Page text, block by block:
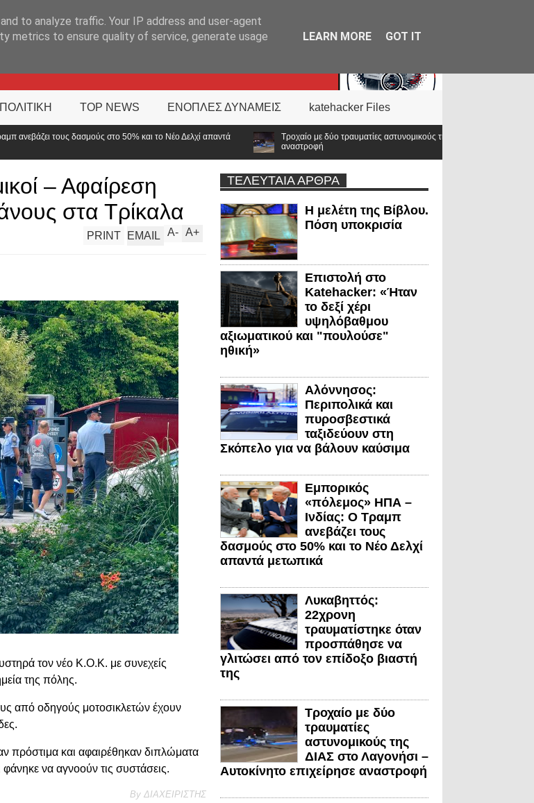
ΠΟΛΙΤΙΚΗ TOP NEWS ΕΝΟΠΛΕΣ ΔΥΝΑΜΕΙΣ katehacker Files
και το Νέο Δελχί απαντά
Τροχαίο με δύο τραυματίες αστυνομικούς της ΔΙΑΣ στο Λαγονήσι – Αυτοκίνητο επιχείρησε
– Αφαίρεση
στα Τρίκαλα
A+
A-
PRINT EMAIL
τον νέο Κ.Ο.Κ. με συνεχείς
της πόλης.
από οδηγούς μοτοσικλετών έχουν
πρόστιμα και αφαιρέθηκαν διπλώματα
να αγνοούν τις συστάσεις.
By ΔΙΑΧΕΙΡΙΣΤΗΣ
ΤΕΛΕΥΤΑΙΑ ΑΡΘΡΑ
Η μελέτη της Βίβλου.
Πόση υποκρισία
Επιστολή στο
Katehacker: «Ήταν
το δεξί χέρι
υψηλόβαθμου
αξιωματικού και "πουλούσε"
ηθική»
Αλόννησος:
Περιπολικά και
πυροσβεστικά
ταξιδεύουν στη
Σκόπελο για να βάλουν καύσιμα
Εμπορικός
«πόλεμος» ΗΠΑ –
Ινδίας: Ο Τραμπ
ανεβάζει τους
δασμούς στο 50% και το Νέο Δελχί
απαντά μετωπικά
Λυκαβηττός:
22χρονη
τραυματίστηκε όταν
προσπάθησε να
γλιτώσει από τον επίδοξο βιαστή
της
Τροχαίο με δύο
τραυματίες
αστυνομικούς της
ΔΙΑΣ στο Λαγονήσι –
Αυτοκίνητο επιχείρησε αναστροφή
to analyze traffic. Your IP address and user-agent
metrics to ensure quality of service, generate usage
LEARN MORE GOT IT